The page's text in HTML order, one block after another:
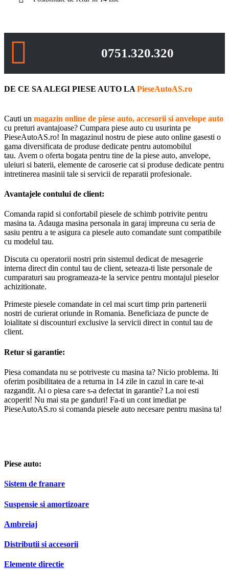
0751.320.320
DE CE SA ALEGI PIESE AUTO LAPieseAutoAS.ro
Cauti un magazin online de piese auto, accesorii si anvelope auto
cu preturi avantajoase? Cumpara piese auto cu usurinta pe
PieseAutoAS.ro! In magazinul nostru de piese auto online gasesti o
gama diversificata de produse dedicate pentru automobilul
tau. Avem o oferta bogata pentru tine de la piese auto, anvelope,
uleiuri si baterii, elemente de caroserie cat si produse dedicate pentru
intretinerea masinii tale si servicii de reparatii profesionale.
Avantajele contului de client:
Comanda rapid si confortabil piesele de schimb potrivite pentru
masina ta. Adauga masina personala in garaj impreuna cu seria de
sasiu pentru a te asigura ca piesele auto comandate sunt compatibile
cu modelul tau.
Discuta cu operatorii nostri prin sistemul dedicat de mesagerie
interna direct din contul tau de client, seteaza-ti liste personale de
cumparaturi sau programeaza-te la service pentru montajul pieselor
achizitionate.
Primeste piesele comandate in cel mai scurt timp prin partenerii
nostri de curierat oriunde in Romania. Beneficiaza de puncte de
loialitate si discounturi exclusive la servicii direct in contul tau de
client.
Retur si garantie:
Piesa comandata nu se potriveste cu masina ta? Nicio problema. Iti
oferim posibilitatea de a returna in 14 zile in cazul in care te-ai
razgandit. Ai o piesa care s-a defectat in garantie? La noi esti
acoperit! Nu mai sta pe ganduri! Fa-ti un cont imediat pe
PieseAutoAS.ro si comanda piesele auto necesare pentru masina ta!
Piese auto:
Sistem de franare
Suspensie si amortizoare
Ambreiaj
Distributii si accesorii
Elemente directie